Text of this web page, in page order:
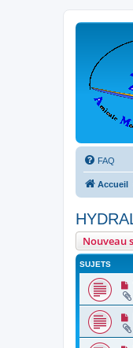
FAQ
Accueil
Nouveau
SUJETS